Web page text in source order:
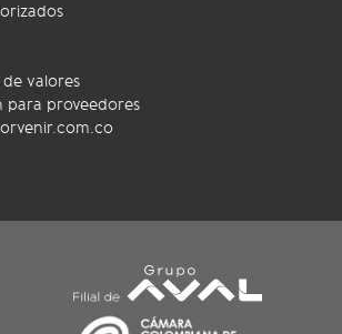
valores
para proveedores